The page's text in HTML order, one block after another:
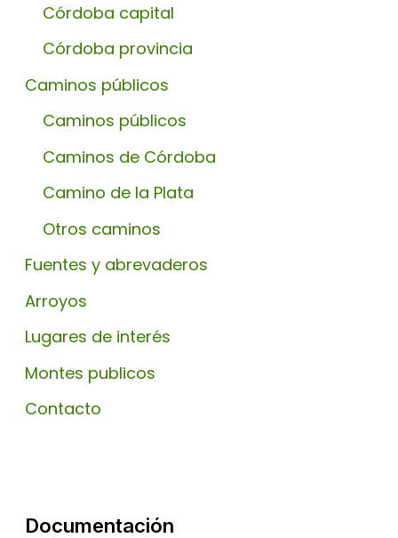
Córdoba capital
Córdoba provincia
Caminos públicos
Caminos públicos
Caminos de Córdoba
Camino de la Plata
Otros caminos
Fuentes y abrevaderos
Arroyos
Lugares de interés
Montes publicos
Contacto
Documentación